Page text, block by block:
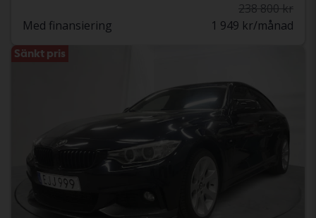
238 800 kr
Med finansiering
1 949 kr/månad
Sänkt pris